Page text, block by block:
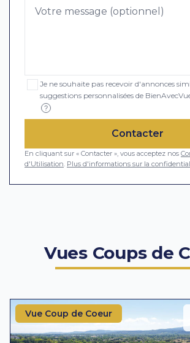
Je ne souhaite pas recevoir d'annonces
suggestions personnalisées de
?
Contacter
En cliquant sur « Contacter », vous acceptez nos
d'Utilisation Plus d'informations sur la
Vues Coups de
Vue Coup de Coeur